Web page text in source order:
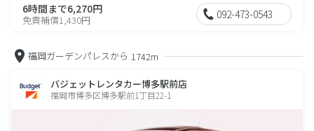
6時間まで6,270円
免責補償1,430円 092-473-0543
福岡ガーデンパレスから 1742m
バジェットレンタカー博多駅前店
福岡市博多区博多駅前1丁目22-1